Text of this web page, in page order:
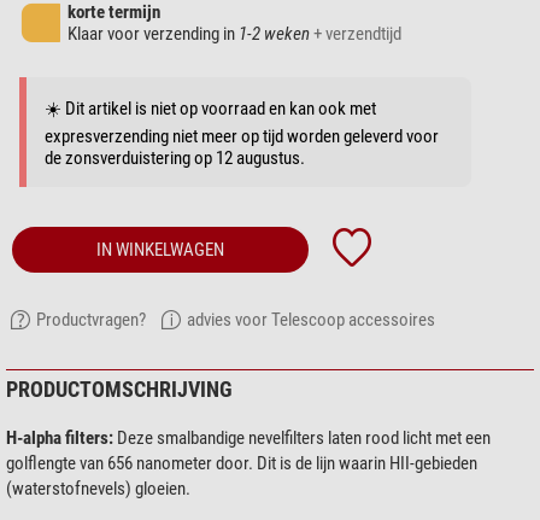
korte termijn
Klaar voor verzending in 1-2 weken+ verzendtijd
☀️ Dit artikel is niet op voorraad en kan ook met
expresverzending niet meer op tijd worden geleverd voor
de zonsverduistering op 12 augustus.
IN WINKELWAGEN
Productvragen? advies voor Telescoop accessoires
PRODUCTOMSCHRIJVING
H-alpha filters: Deze smalbandige nevelfilters laten rood licht met een
golflengte van 656 nanometer door. Dit is de lijn waarin HII-gebieden
(waterstofnevels) gloeien.